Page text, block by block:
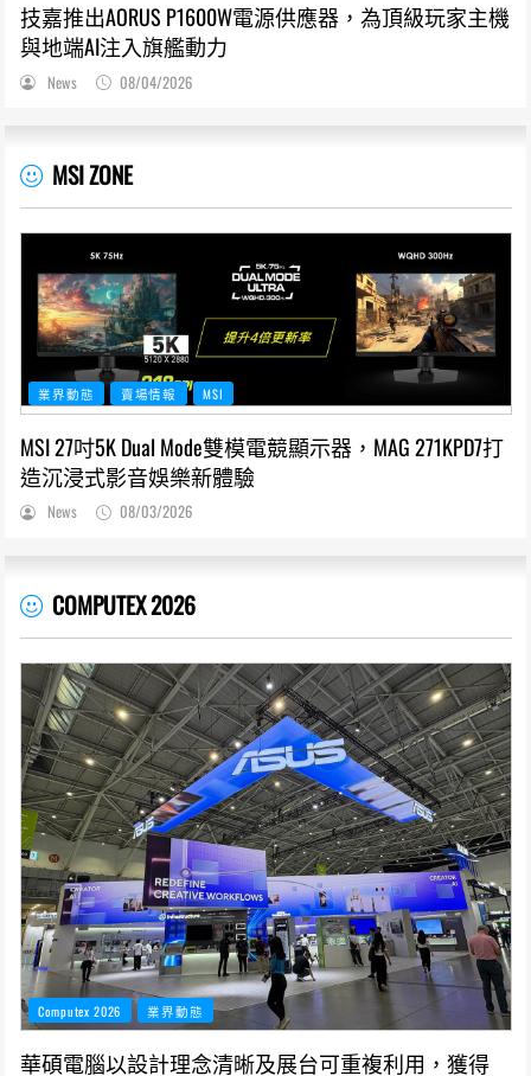
技嘉推出AORUS P1600W電源供應器，為頂級玩家主機
與地端AI注入旗艦動力
News 08/04/2026
MSI ZONE
業界動態 賣場情報 MSI
MSI 27吋5K Dual Mode雙模電競顯示器，MAG 271KPD7打
造沉浸式影音娛樂新體驗
News 08/03/2026
COMPUTEX 2026
Computex 2026 業界動態
華碩電腦以設計理念清晰及展台可重複利用，獲得